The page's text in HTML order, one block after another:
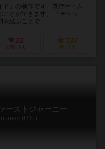
ド」の新作です。既存ゲーム
とができます。 「チケッ
結ぶことで...
22
お気に入り
137
持ってる
ーストジャーニー
(U.S.)